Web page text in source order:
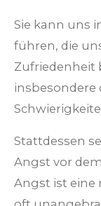
Sie kann uns
führen, die
Zufriedenheit
insbesondere
Stattdessen
Angst vor
Angst ist eine